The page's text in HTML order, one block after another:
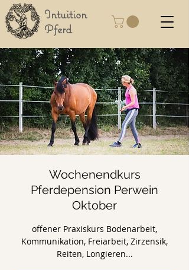
Intuition
Pferd
Wochenendkurs
Pferdepension Perwein
Oktober
offener Praxiskurs Bodenarbeit,
Kommunikation, Freiarbeit, Zirzensik,
Reiten, Longieren...